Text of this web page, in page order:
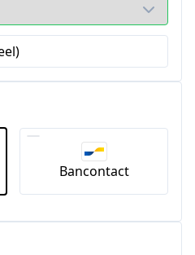
Bancontact